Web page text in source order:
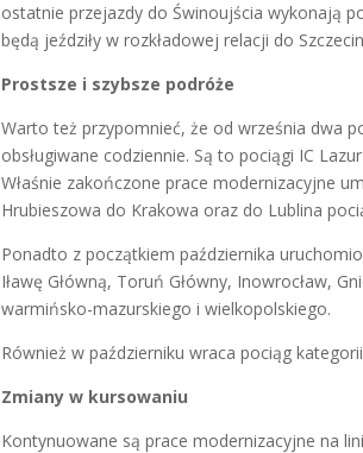
ostatnie przejazdy do Świnoujścia wykonają
będą jeździły w rozkładowej relacji do
Prostsze i szybsze podróże
Warto też przypomnieć, że od września dwa
obsługiwane codziennie. Są to pociągi IC
Właśnie zakończone prace modernizacyjne
Hrubieszowa do Krakowa oraz do Lublina
Ponadto z początkiem października
Iławę Główną, Toruń Główny, Inowrocław,
warmińsko-mazurskiego i wielkopolskiego.
Również w październiku wraca pociąg
Zmiany w kursowaniu
Kontynuowane są prace modernizacyjne na